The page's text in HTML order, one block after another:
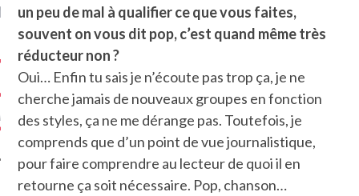
CRITIQUES
REV...
5.4
CLAN – A BE...
6.8
– HEL...
un peu de mal à qualifier ce que vous faites,
souvent on vous dit pop, c’est quand même très
réducteur non ?
Oui… Enfin tu sais je n’écoute pas trop ça, je ne
cherche jamais de nouveaux groupes en fonction
des styles, ça ne me dérange pas. Toutefois, je
comprends que d’un point de vue journalistique,
pour faire comprendre au lecteur de quoi il en
retourne ça soit nécessaire. Pop, chanson…